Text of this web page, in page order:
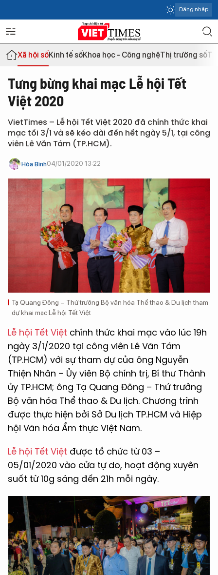
Đăng nhập
Xã hội sốKinh tế sốKhoa học - Công nghệThị trường số
Tưng bừng khai mạc Lễ hội Tết
Việt 2020
VietTimes – Lễ hội Tết Việt 2020 đã chính thức khai
mạc tối 3/1 và sẽ kéo dài đến hết ngày 5/1, tại công
viên Lê Văn Tám (TP.HCM).
Hòa Bình04/01/2020 13:22
Tạ Quang Đông – Thứ trưởng Bộ văn hóa Thể thao & Du lịch tham
dự khai mạc Lễ hội Tết Việt
Lễ hội Tết Việt chính thức khai mạc vào lúc 19h
ngày 3/1/2020 tại công viên Lê Văn Tám
(TP.HCM) với sự tham dự của ông Nguyễn
Thiện Nhân – Ủy viên Bộ chính trị, Bí thư Thành
ủy TP.HCM; ông Tạ Quang Đông – Thứ trưởng
Bộ văn hóa Thể thao & Du lịch. Chương trình
được thực hiện bởi Sở Du lịch TP.HCM và Hiệp
hội Văn hóa Ẩm thực Việt Nam.
Lễ hội Tết Việt được tổ chức từ 03 –
05/01/2020 vào cửa tự do, hoạt động xuyên
suốt từ 10g sáng đến 21h mỗi ngày.